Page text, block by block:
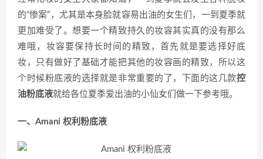
的“惨案”，尤其是本身脸就容易出油的女生们，一到夏季就
更加难受了。想要一个精致持久的妆容其实真的没有那么
难哦，妆容要保持长时间的精致，首先就是要选择好底
妆，只有做好了基础才能把其他的妆容画的精致，所以这
个时候粉底液的选择就是非常重要的了，下面的这几款控
油粉底液就给各位夏季爱出油的小仙女们做一下参考哦。
一、Amani 权利粉底液